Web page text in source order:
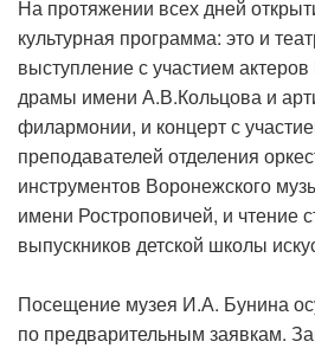
На протяжении всех дней
культурная программа: это и
выступление с участием
драмы имени А.В.Кольцова и
филармонии, и концерт с
преподавателей отделения
инструментов Воронежского
имени Ростроповичей, и чтение
выпускников детской школы
Посещение музея И.А. Бунина
по предварительным заявкам.